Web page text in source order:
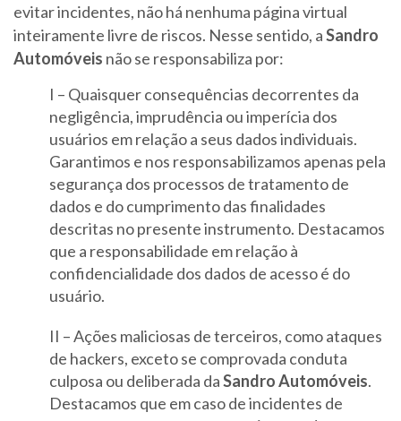
evitar incidentes, não há nenhuma página virtual
inteiramente livre de riscos. Nesse sentido, aSandro
Automóveis não se responsabiliza por:
I – Quaisquer consequências decorrentes da
negligência, imprudência ou imperícia dos
usuários em relação a seus dados individuais.
Garantimos e nos responsabilizamos apenas pela
segurança dos processos de tratamento de
dados e do cumprimento das finalidades
descritas no presente instrumento. Destacamos
que a responsabilidade em relação à
confidencialidade dos dados de acesso é do
usuário.
II – Ações maliciosas de terceiros, como ataques
de hackers, exceto se comprovada conduta
culposa ou deliberada daSandro Automóveis.
Destacamos que em caso de incidentes de